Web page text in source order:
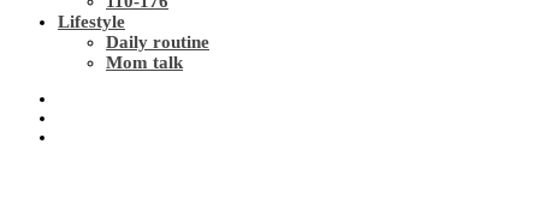
Lifestyle
Daily routine
Mom talk